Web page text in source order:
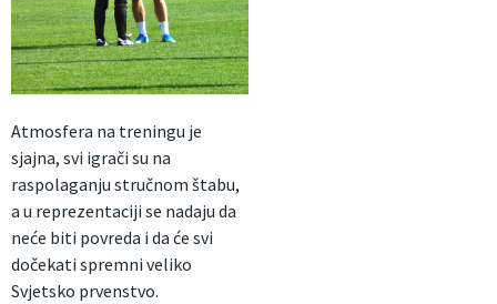
Atmosfera na treningu je
sjajna, svi igrači su na
raspolaganju stručnom štabu,
a u reprezentaciji se nadaju da
neće biti povreda i da će svi
dočekati spremni veliko
Svjetsko prvenstvo.